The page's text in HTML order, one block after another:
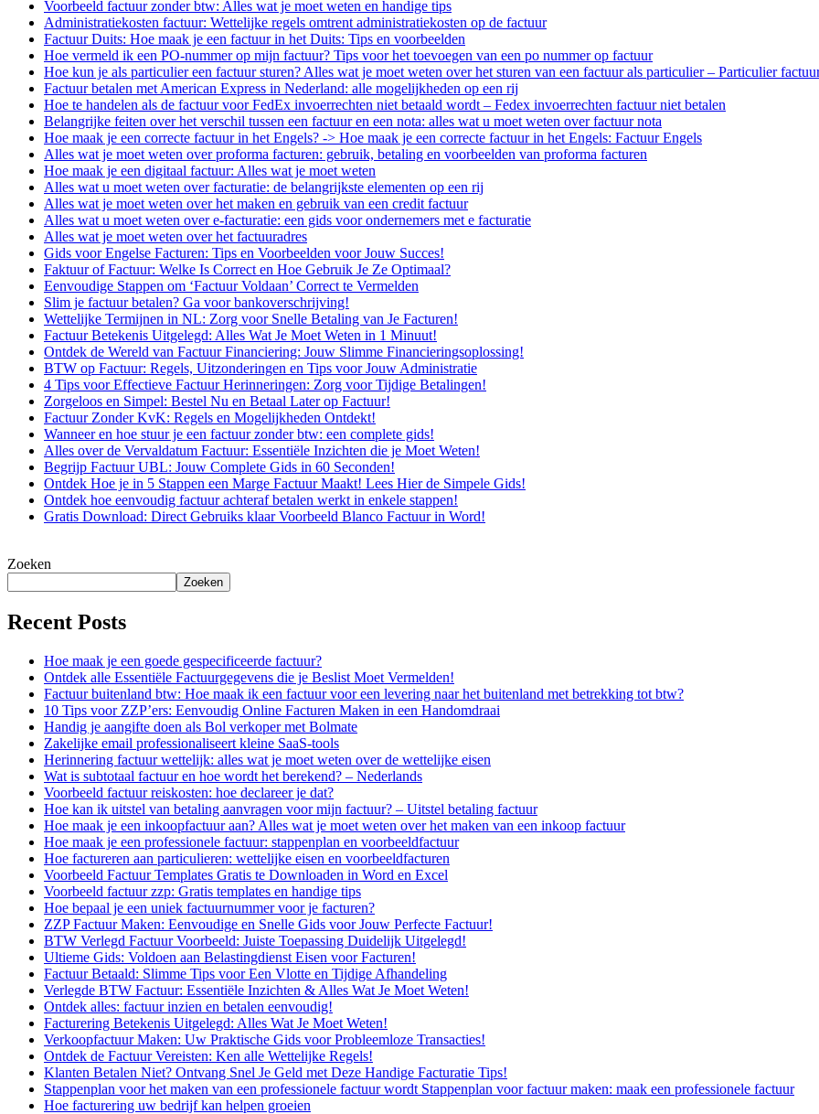
Voorbeeld factuur zonder btw: Alles wat je moet weten en handige tips
Administratiekosten factuur: Wettelijke regels omtrent administratiekosten op de factuur
Factuur Duits: Hoe maak je een factuur in het Duits: Tips en voorbeelden
Hoe vermeld ik een PO-nummer op mijn factuur? Tips voor het toevoegen van een po nummer op factuur
Hoe kun je als particulier een factuur sturen? Alles wat je moet weten over het sturen van een factuur als particulier – Particulier
Factuur betalen met American Express in Nederland: alle mogelijkheden op een rij
Hoe te handelen als de factuur voor FedEx invoerrechten niet betaald wordt – Fedex invoerrechten factuur niet betalen
Belangrijke feiten over het verschil tussen een factuur en een nota: alles wat u moet weten over factuur nota
Hoe maak je een correcte factuur in het Engels? -> Hoe maak je een correcte factuur in het Engels: Factuur Engels
Alles wat je moet weten over proforma facturen: gebruik, betaling en voorbeelden van proforma facturen
Hoe maak je een digitaal factuur: Alles wat je moet weten
Alles wat u moet weten over facturatie: de belangrijkste elementen op een rij
Alles wat je moet weten over het maken en gebruik van een credit factuur
Alles wat u moet weten over e-facturatie: een gids voor ondernemers met e facturatie
Alles wat je moet weten over het factuuradres
Gids voor Engelse Facturen: Tips en Voorbeelden voor Jouw Succes!
Faktuur of Factuur: Welke Is Correct en Hoe Gebruik Je Ze Optimaal?
Eenvoudige Stappen om ‘Factuur Voldaan’ Correct te Vermelden
Slim je factuur betalen? Ga voor bankoverschrijving!
Wettelijke Termijnen in NL: Zorg voor Snelle Betaling van Je Facturen!
Factuur Betekenis Uitgelegd: Alles Wat Je Moet Weten in 1 Minuut!
Ontdek de Wereld van Factuur Financiering: Jouw Slimme Financieringsoplossing!
BTW op Factuur: Regels, Uitzonderingen en Tips voor Jouw Administratie
4 Tips voor Effectieve Factuur Herinneringen: Zorg voor Tijdige Betalingen!
Zorgeloos en Simpel: Bestel Nu en Betaal Later op Factuur!
Factuur Zonder KvK: Regels en Mogelijkheden Ontdekt!
Wanneer en hoe stuur je een factuur zonder btw: een complete gids!
Alles over de Vervaldatum Factuur: Essentiële Inzichten die je Moet Weten!
Begrijp Factuur UBL: Jouw Complete Gids in 60 Seconden!
Ontdek Hoe je in 5 Stappen een Marge Factuur Maakt! Lees Hier de Simpele Gids!
Ontdek hoe eenvoudig factuur achteraf betalen werkt in enkele stappen!
Gratis Download: Direct Gebruiks klaar Voorbeeld Blanco Factuur in Word!
Zoeken
Zoeken
Recent Posts
Hoe maak je een goede gespecificeerde factuur?
Ontdek alle Essentiële Factuurgegevens die je Beslist Moet Vermelden!
Factuur buitenland btw: Hoe maak ik een factuur voor een levering naar het buitenland met betrekking tot btw?
10 Tips voor ZZP’ers: Eenvoudig Online Facturen Maken in een Handomdraai
Handig je aangifte doen als Bol verkoper met Bolmate
Zakelijke email professionaliseert kleine SaaS-tools
Herinnering factuur wettelijk: alles wat je moet weten over de wettelijke eisen
Wat is subtotaal factuur en hoe wordt het berekend? – Nederlands
Voorbeeld factuur reiskosten: hoe declareer je dat?
Hoe kan ik uitstel van betaling aanvragen voor mijn factuur? – Uitstel betaling factuur
Hoe maak je een inkoopfactuur aan? Alles wat je moet weten over het maken van een inkoop factuur
Hoe maak je een professionele factuur: stappenplan en voorbeeldfactuur
Hoe factureren aan particulieren: wettelijke eisen en voorbeeldfacturen
Voorbeeld Factuur Templates Gratis te Downloaden in Word en Excel
Voorbeeld factuur zzp: Gratis templates en handige tips
Hoe bepaal je een uniek factuurnummer voor je facturen?
ZZP Factuur Maken: Eenvoudige en Snelle Gids voor Jouw Perfecte Factuur!
BTW Verlegd Factuur Voorbeeld: Juiste Toepassing Duidelijk Uitgelegd!
Ultieme Gids: Voldoen aan Belastingdienst Eisen voor Facturen!
Factuur Betaald: Slimme Tips voor Een Vlotte en Tijdige Afhandeling
Verlegde BTW Factuur: Essentiële Inzichten & Alles Wat Je Moet Weten!
Ontdek alles: factuur inzien en betalen eenvoudig!
Facturering Betekenis Uitgelegd: Alles Wat Je Moet Weten!
Verkoopfactuur Maken: Uw Praktische Gids voor Probleemloze Transacties!
Ontdek de Factuur Vereisten: Ken alle Wettelijke Regels!
Klanten Betalen Niet? Ontvang Snel Je Geld met Deze Handige Facturatie Tips!
Stappenplan voor het maken van een professionele factuur wordt Stappenplan voor factuur maken: maak een professionele factuur
Hoe facturering uw bedrijf kan helpen groeien